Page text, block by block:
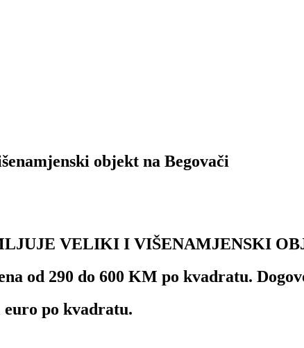
objekt na Begovači
VELIKI I VIŠENAMJENSKI
od 290 do 600 KM po kvadratu.
po kvadratu.